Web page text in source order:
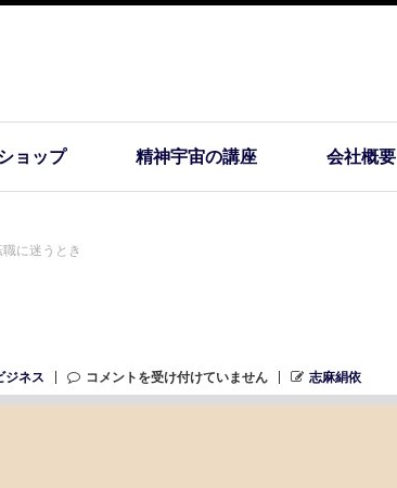
ョップ 精神宇宙の講座 会社概要
職に迷うとき
ジネス コメントを受け付けていません 志麻絹依